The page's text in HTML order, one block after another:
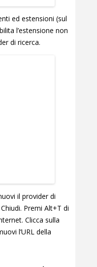
ed estensioni (sul
l’estensione non
di ricerca.
il provider di
Premi Alt+T di
Clicca sulla
l’URL della